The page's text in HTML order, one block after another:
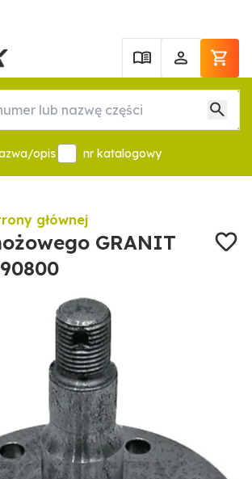
opis nr katalogowy
głównej
GRANIT